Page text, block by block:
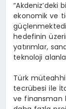
“Akdeniz’deki
ekonomik ve
hedefinin
yatırımlar,
teknoloji
Türk
tecrübesi ile
ve finansman